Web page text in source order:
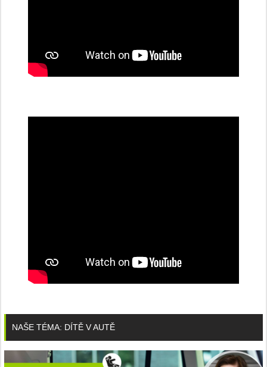
NAŠE TÉMA: DÍTĚ V AUTĚ